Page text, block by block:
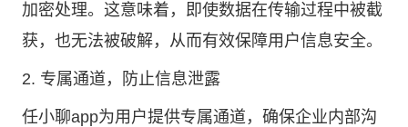
加密处理。这意味着，即使数据在传输过程中被截
获，也无法被破解，从而有效保障用户信息安全。
2. 专属通道，防止信息泄露
任小聊app为用户提供专属通道，确保企业内部沟